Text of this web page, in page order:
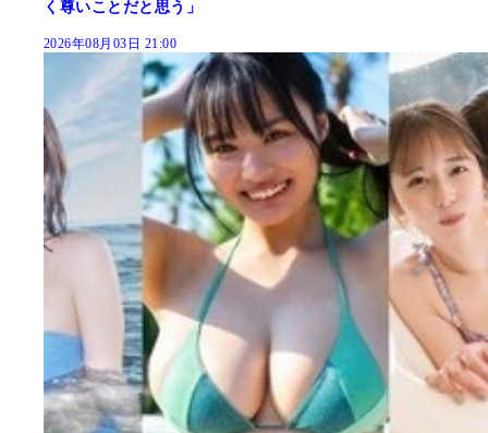
く尊いことだと思う」
2026年08月03日 21:00